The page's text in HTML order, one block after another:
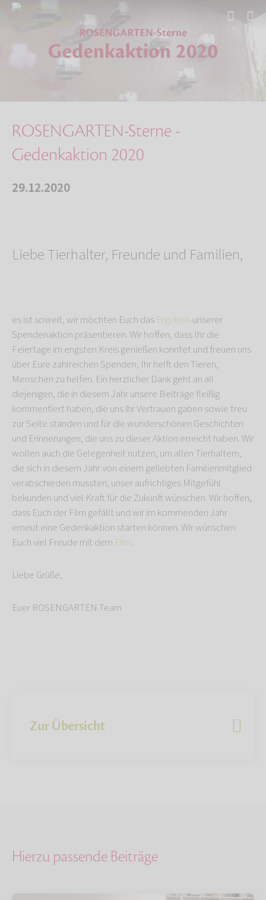
Start Über uns
Aktuelles
ROSENGARTEN-Sterne - Gedenkaktion 2020
ROSENGARTEN-Sterne -
Gedenkaktion 2020
29.12.2020
Liebe Tierhalter, Freunde und Familien,
es ist soweit, wir möchten Euch das Ergebnisunserer
Spendenaktion präsentieren. Wir hoffen, dass Ihr die
Feiertage im engsten Kreis genießen konntet und freuen uns
über Eure zahlreichen Spenden, Ihr helft den Tieren,
Menschen zu helfen. Ein herzlicher Dank geht an all
diejenigen, die in diesem Jahr unsere Beiträge fleißig
kommentiert haben, die uns ihr Vertrauen gaben sowie treu
zur Seite standen und für die wunderschönen Geschichten
und Erinnerungen, die uns zu dieser Aktion erreicht haben. Wir
wollen auch die Gelegenheit nutzen, um allen Tierhaltern,
die sich in diesem Jahr von einem geliebten Familienmitglied
verabschieden mussten, unser aufrichtiges Mitgefühl
bekunden und viel Kraft für die Zukunft wünschen. Wir hoffen,
dass Euch der Film gefällt und wir im kommenden Jahr
erneut eine Gedenkaktion starten können. Wir wünschen
Euch viel Freude mit dem Film.
Liebe Grüße,
Euer ROSENGARTEN Team
Zur Übersicht
Hierzu passende Beiträge